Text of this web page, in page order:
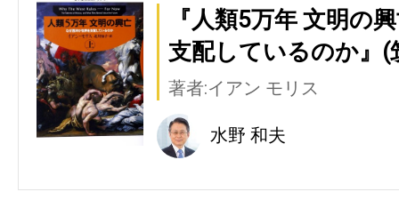
『人類5万年 文明の
支配しているのか』(
著者:イアン モリス
水野 和夫